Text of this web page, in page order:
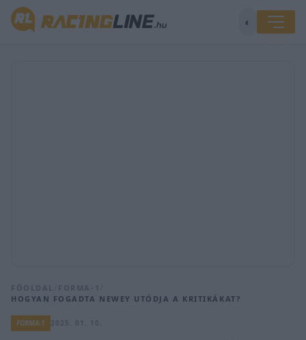
◐
FŐOLDAL FORMA-1
HOGYAN FOGADTA NEWEY UTÓDJA A KRITIKÁKAT?
FORMA-1